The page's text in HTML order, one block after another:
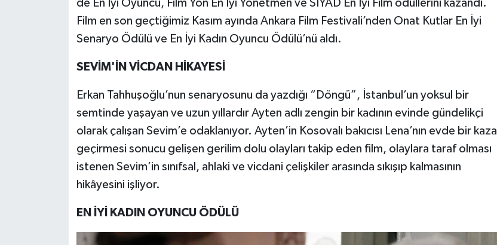
de En İyi Oyuncu, Film Yön En İyi Yönetmen ve SİYAD En İyi Film ödüllerini kazandı.
Film en son geçtiğimiz Kasım ayında Ankara Film Festivali’nden Onat Kutlar En İyi
Senaryo Ödülü ve En İyi Kadın Oyuncu Ödülü’nü aldı.
SEVİM'İN VİCDAN HİKAYESİ
Erkan Tahhuşoğlu’nun senaryosunu da yazdığı “Döngü”, İstanbul’un yoksul bir
semtinde yaşayan ve uzun yıllardır Ayten adlı zengin bir kadının evinde gündelikçi
olarak çalışan Sevim’e odaklanıyor. Ayten’in Kosovalı bakıcısı Lena’nın evde bir kaza
geçirmesi sonucu gelişen gerilim dolu olayları takip eden film, olaylara taraf olması
istenen Sevim’in sınıfsal, ahlaki ve vicdani çelişkiler arasında sıkışıp kalmasının
hikâyesini işliyor.
EN İYİ KADIN OYUNCU ÖDÜLÜ